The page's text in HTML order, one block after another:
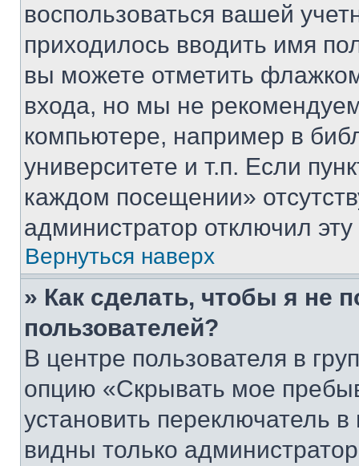
воспользоваться вашей
приходилось вводить имя
вы можете отметить
входа, но мы не
компьютере, например в
университете и т.п. Если
каждом посещении»
администратор отключил
Вернуться наверх
» Как сделать, чтобы я не
пользователей?
В центре пользователя в
опцию «Скрывать мое
установить переключатель
видны только